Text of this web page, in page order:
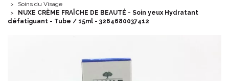
Soins du Visage
NUXE CRÈME FRAÎCHE DE BEAUTÉ - Soin yeux Hydratant
défatiguant - Tube / 15ml - 3264680037412